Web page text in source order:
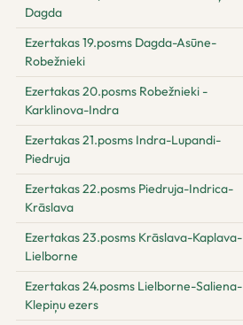
Dagda
Ezertakas 19.posms Dagda-Asūne-
Robežnieki
Ezertakas 20.posms Robežnieki -
Karklinova-Indra
Ezertakas 21.posms Indra-Lupandi-
Piedruja
Ezertakas 22.posms Piedruja-Indrica-
Krāslava
Ezertakas 23.posms Krāslava-Kaplava-
Lielborne
Ezertakas 24.posms Lielborne-Saliena-
Klepiņu ezers